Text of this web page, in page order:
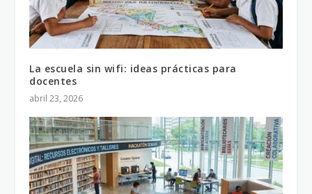
La escuela sin wifi: ideas prácticas para
docentes
abril 23, 2026